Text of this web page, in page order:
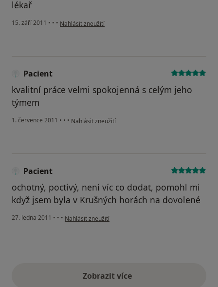
lékař
15. září 2011 • • • podle názoru uživatele Pacient
Nahlásit zneužití
Pacient
kvalitní práce velmi spokojenná s celým jeho
týmem
1. července 2011 • • • podle názoru uživatele Pacient
Nahlásit zneužití
Pacient
ochotný, poctivý, není víc co dodat, pomohl mi
když jsem byla v Krušných horách na dovolené
27. ledna 2011 • • • podle názoru uživatele Pacient
Nahlásit zneužití
Zobrazit vícevýše uvedené názory